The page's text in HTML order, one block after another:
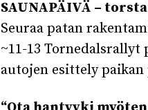
SAUNAPÄIVÄ –
Seuraa patan
~11-13
autojen esittely paikan